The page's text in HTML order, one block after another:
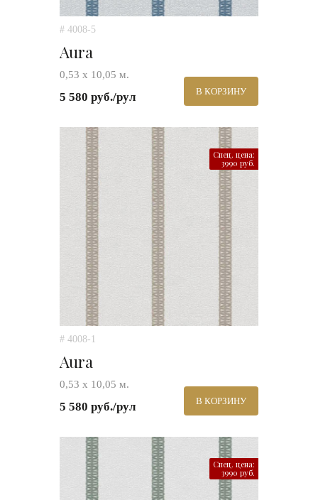
# 4008-5
Aura
0,53 х 10,05 м.
5 580 руб./рул В КОРЗИНУ
Спец. цена:
3990 руб.
# 4008-1
Aura
0,53 х 10,05 м.
5 580 руб./рул В КОРЗИНУ
Спец. цена:
3990 руб.